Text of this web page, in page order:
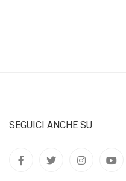
SEGUICI ANCHE SU